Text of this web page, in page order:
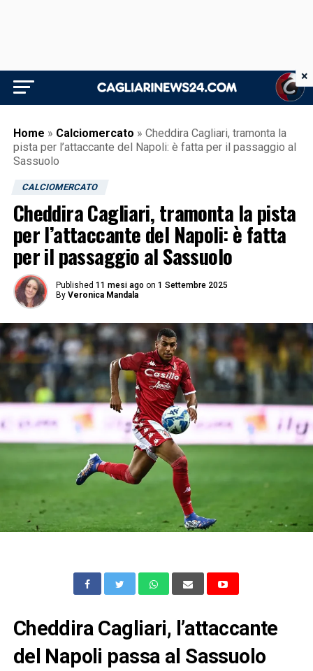
Home » Calciomercato » Cheddira Cagliari, tramonta la
pista per l’attaccante del Napoli: è fatta per il passaggio al
Sassuolo
CALCIOMERCATO
Cheddira Cagliari, tramonta la pista
per l’attaccante del Napoli: è fatta
per il passaggio al Sassuolo
Published 11 mesi ago on 1 Settembre 2025
By Veronica Mandala
Cheddira Cagliari, l’attaccante
del Napoli passa al Sassuolo
×